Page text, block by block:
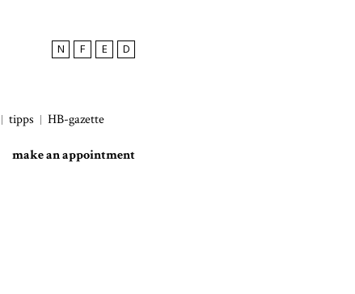
N F E D
tipps HB-gazette
make an appointment